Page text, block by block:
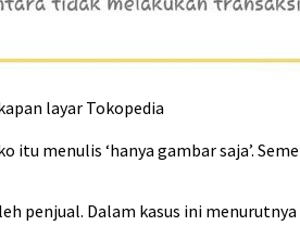
layar Tokopedia
menulis ‘hanya gambar saja’.
penjual. Dalam kasus ini